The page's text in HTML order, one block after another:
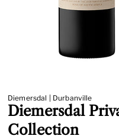
Diemersdal | Durbanville
Diemersdal
Collection